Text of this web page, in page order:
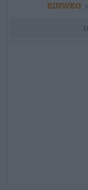
EINWEG